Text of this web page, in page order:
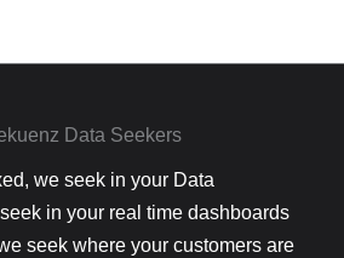
we seek in your Data
in your real time dashboards
seek where your customers are